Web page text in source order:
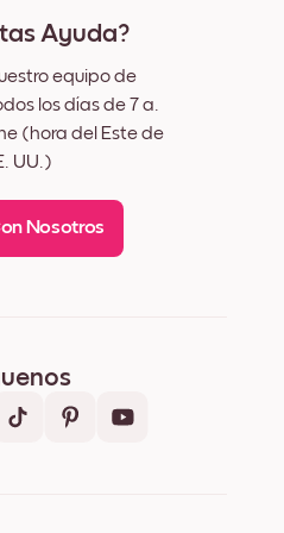
Ayuda?
equipo de
los días de 7 a.
(hora del Este de
UU.)
Nosotros